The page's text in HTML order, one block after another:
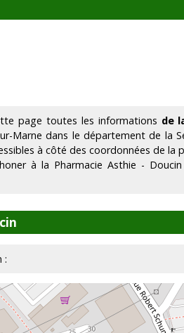
page toutes les informations de
Marne dans le département de la
à côté des coordonnées de la
à la Pharmacie Asthie -
: